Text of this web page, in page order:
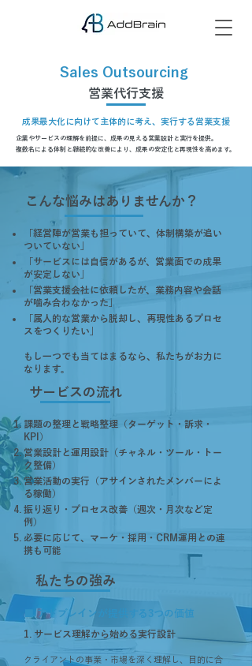
Sales Outsourcing
営業代行支援
成果最大化に向けて主体的に考え、実行する営業支援
企業やサービスの理解を前提に、成果の見える営業設計と実行を提供。
複数名による体制と継続的な改善により、成果の安定化と再現性を高めます。
​こんな悩みはありませんか？
「経営陣が営業も担っていて、体制構築が追い
ついていない」
「サービスには自信があるが、営業面での成果
が安定しない」
「営業支援会社に依頼したが、業務内容や会話
が噛み合わなかった」
「属人的な営業から脱却し、再現性あるプロセ
スをつくりたい」
もし一つでも当てはまるなら、私たちがお力に
なります。
サービスの流れ
課題の整理と戦略整理（ターゲット・訴求・
KPI）
営業設計と運用設計（チャネル・ツール・トー
ク整備）
営業活動の実行（アサインされたメンバーによ
る稼働）
振り返り・プロセス改善（週次・月次など定
例）
必要に応じて、マーケ・採用・CRM運用との連
携も可能
私たちの強み
■ アドブレインが提供する3つの価値
1. サービス理解から始める実行設計
クライアントの事業・市場を深く理解し、目的に合